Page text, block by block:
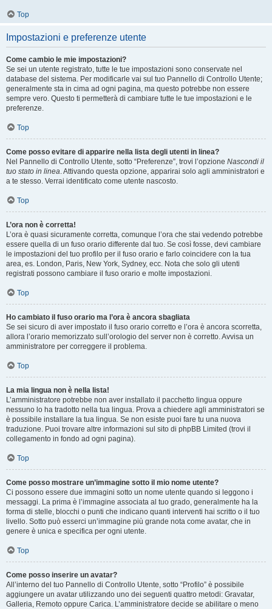
Top
Impostazioni e preferenze utente
Come cambio le mie impostazioni?
Se sei un utente registrato, tutte le tue impostazioni sono conservate nel
database del sistema. Per modificarle vai sul tuo Pannello di Controllo Utente;
generalmente sta in cima ad ogni pagina, ma questo potrebbe non essere
sempre vero. Questo ti permetterà di cambiare tutte le tue impostazioni e le
preferenze.
Top
Come posso evitare di apparire nella lista degli utenti in linea?
Nel Pannello di Controllo Utente, sotto “Preferenze”, trovi l’opzione Nascondi il
tuo stato in linea. Attivando questa opzione, apparirai solo agli amministratori e
a te stesso. Verrai identificato come utente nascosto.
Top
L’ora non è corretta!
L’ora è quasi sicuramente corretta, comunque l’ora che stai vedendo potrebbe
essere quella di un fuso orario differente dal tuo. Se così fosse, devi cambiare
le impostazioni del tuo profilo per il fuso orario e farlo coincidere con la tua
area, es. London, Paris, New York, Sydney, ecc. Nota che solo gli utenti
registrati possono cambiare il fuso orario e molte impostazioni.
Top
Ho cambiato il fuso orario ma l’ora è ancora sbagliata
Se sei sicuro di aver impostato il fuso orario corretto e l’ora è ancora scorretta,
allora l’orario memorizzato sull’orologio del server non è corretto. Avvisa un
amministratore per correggere il problema.
Top
La mia lingua non è nella lista!
L’amministratore potrebbe non aver installato il pacchetto lingua oppure
nessuno lo ha tradotto nella tua lingua. Prova a chiedere agli amministratori se
è possibile installare la tua lingua. Se non esiste puoi fare tu una nuova
traduzione. Puoi trovare altre informazioni sul sito di phpBB Limited (trovi il
collegamento in fondo ad ogni pagina).
Top
Come posso mostrare un’immagine sotto il mio nome utente?
Ci possono essere due immagini sotto un nome utente quando si leggono i
messaggi. La prima è l’immagine associata al tuo grado, generalmente ha la
forma di stelle, blocchi o punti che indicano quanti interventi hai scritto o il tuo
livello. Sotto può esserci un’immagine più grande nota come avatar, che in
genere è unica e specifica per ogni utente.
Top
Come posso inserire un avatar?
All’interno del tuo Pannello di Controllo Utente, sotto “Profilo” è possibile
aggiungere un avatar utilizzando uno dei seguenti quattro metodi: Gravatar,
Galleria, Remoto oppure Carica. L’amministratore decide se abilitare o meno